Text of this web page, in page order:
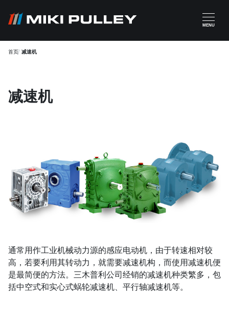
MENU
首页 减速机
减速机
通常用作工业机械动力源的感应电动机，由于转速相对较
高，若要利用其转动力，就需要减速机构，而使用减速机便
是最简便的方法。三木普利公司经销的减速机种类繁多，包
括中空式和实心式蜗轮减速机、平行轴减速机等。